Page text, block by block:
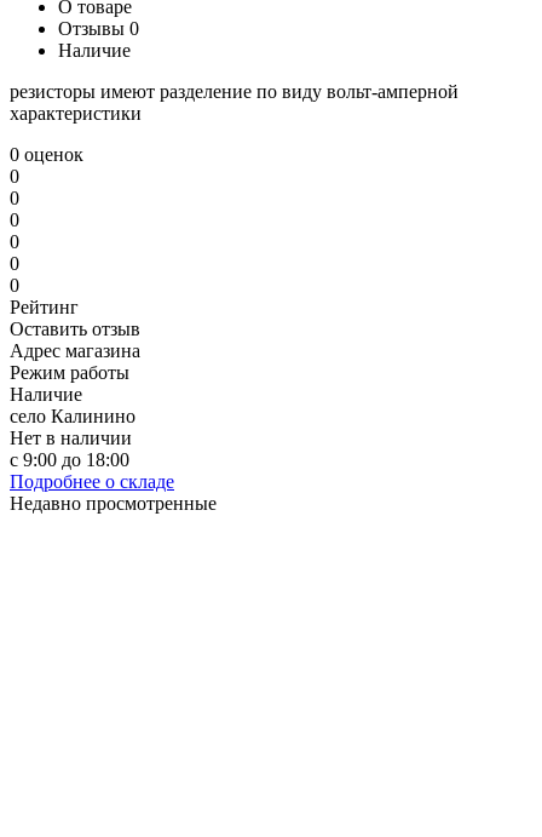
О товаре
Отзывы 0
Наличие
резисторы имеют разделение по виду вольт-амперной
характеристики
0 оценок
0
0
0
0
0
0
Рейтинг
Оставить отзыв
Адрес магазина
Режим работы
Наличие
село Калинино
Нет в наличии
с 9:00 до 18:00
Подробнее о складе
Недавно просмотренные